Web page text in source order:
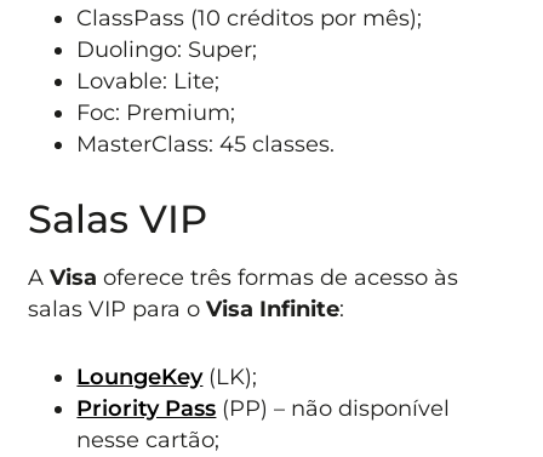
ClassPass (10 créditos por mês);
Duolingo: Super;
Lovable: Lite;
Foc: Premium;
MasterClass: 45 classes.
Salas VIP
AVisa oferece três formas de acesso às
salas VIP para oVisa Infinite:
LoungeKey(LK);
Priority Pass (PP) – não disponível
nesse cartão;